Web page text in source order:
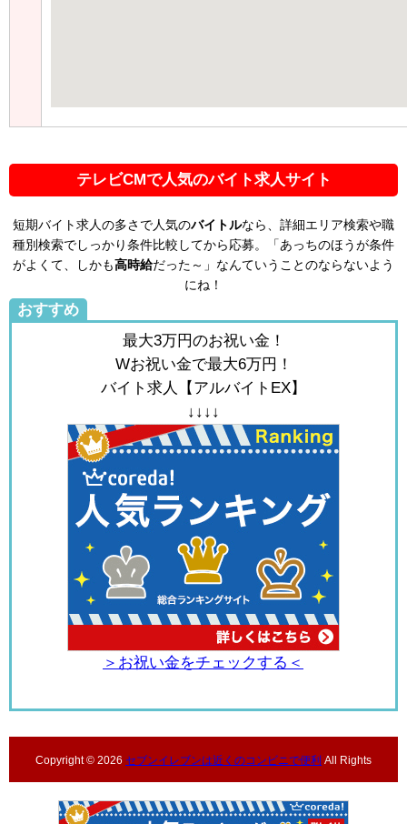
テレビCMで人気のバイト求人サイト
短期バイト求人の多さで人気のバイトルなら、詳細エリア検索や職
種別検索でしっかり条件比較してから応募。「あっちのほうが条件
がよくて、しかも高時給だった～」なんていうことのならないよう
にね！
おすすめ
最大3万円のお祝い金！
Wお祝い金で最大6万円！
バイト求人【アルバイトEX】
↓↓↓↓
＞お祝い金をチェックする＜
Copyright © 2026 セブンイレブンは近くのコンビニで便利 All Rights
Reserved.